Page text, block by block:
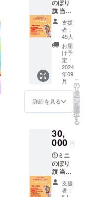
お願い
いたし
ます。
記載希
望のお
名前
（ニッ
クネー
ム可）
を記載
くださ
い。 ※
ネーム
プレー
トのお
持ち帰
※お名前
クネー
ム可）
は、6文
字まで
お願い
いたし
ます。
のぼり
旗 当日
の装飾
に使用
するミ
ニのぼ
り旗を
作成い
たしま
す。 ミ
ニのぼ
り旗に
は、生
誕祭支
援者様
前
（ニッ
クネー
ム可）
を掲載
させて
いただ
きま
支援
者：
45人
お届
け予
定：
2024
年09
月
詳細を見る
こ
の
リ
タ
ー
ン
を
選
択
す
る
30,
000 円
①ミニ
のぼり
旗 当日
の装飾
に使用
支援
者：